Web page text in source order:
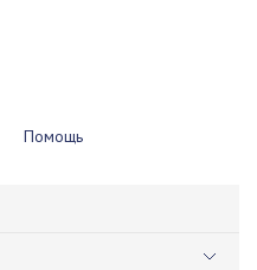
Помощь